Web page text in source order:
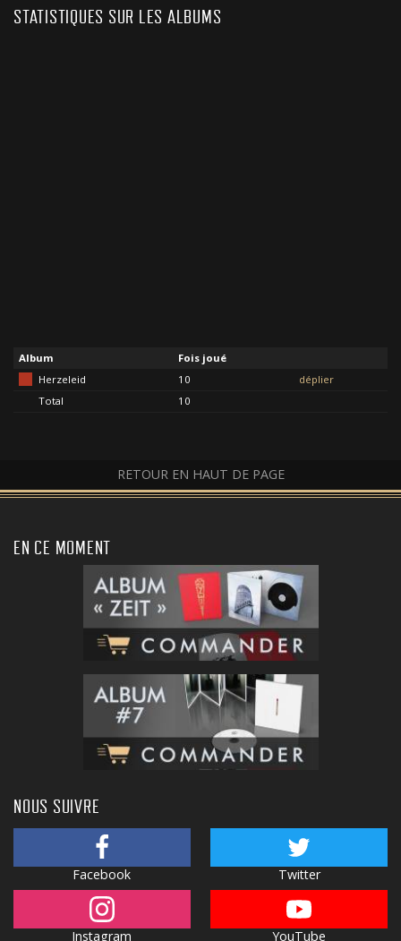
STATISTIQUES SUR LES ALBUMS
Album
Fois joué
Herzeleid
10
déplier
Total
10
RETOUR EN HAUT DE PAGE
EN CE MOMENT
NOUS SUIVRE
Facebook Twitter
Instagram YouTube